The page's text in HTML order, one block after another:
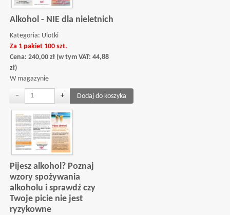
Alkohol - NIE dla nieletnich
Kategoria: Ulotki
Za 1 pakiet 100 szt.
Cena:240,00 zł (w tym VAT:44,88
zł)
W magazynie
− +
Pijesz alkohol? Poznaj
wzory spożywania
alkoholu i sprawdź czy
Twoje picie nie jest
ryzykowne